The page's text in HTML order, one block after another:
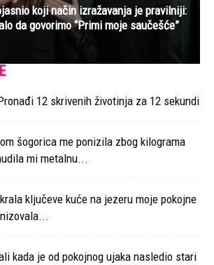
koji način izražavanja je pravilniji:
da govorimo “Primi moje saučešće”
12 skrivenih životinja za 12 sekundi
šogorica me ponizila zbog kilograma
mi metalnu...
ključeve kuće na jezeru moje pokojne
kada je od pokojnog ujaka nasledio stari